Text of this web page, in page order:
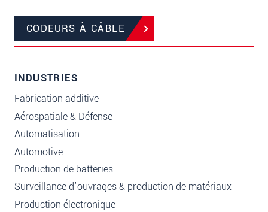
CODEURS À CÂBLE
INDUSTRIES
Fabrication additive
Aérospatiale & Défense
Automatisation
Automotive
Production de batteries
Surveillance d’ouvrages & production de matériaux
Production électronique